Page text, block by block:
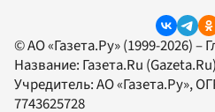
© АО «Газета.Ру» (1999-2026) –
Название: Газета.Ru (Gazeta.Ru)
Учредитель:АО «Газета.Ру»,
7743625728